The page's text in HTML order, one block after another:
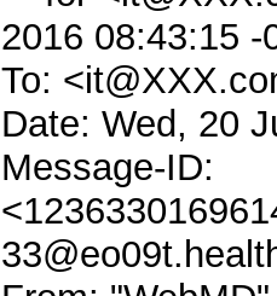
2016 08:43:15 -
To:
Date: Wed, 20
Message-ID: